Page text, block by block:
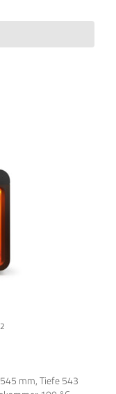
mm, Tiefe 543